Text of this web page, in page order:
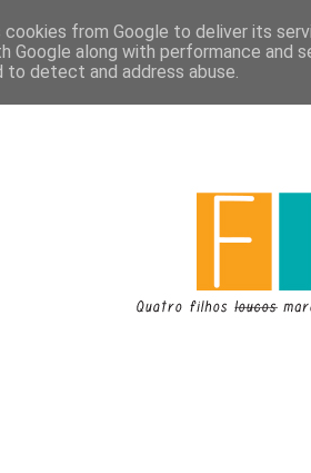
cookies from Google to deliver its
Google along with performance
to detect and address abuse.